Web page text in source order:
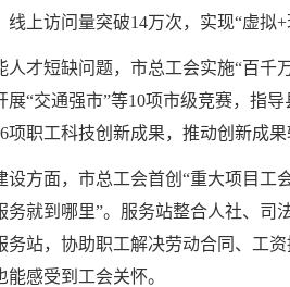
线上访问量突破14万次，实现“虚拟+
人才短缺问题，市总工会实施“百千
展“交通强市”等10项市级竞赛，指
项职工科技创新成果，推动创新成果
设方面，市总工会首创“重大项目工
务就到哪里”。服务站整合人社、司
务站，协助职工解决劳动合同、工
感受到工会关怀。